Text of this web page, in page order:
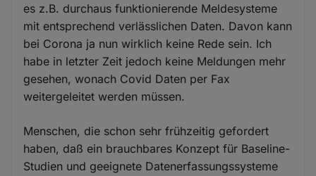
es z.B. durchaus funktionierende Meldesysteme
mit entsprechend verlässlichen Daten. Davon kann
bei Corona ja nun wirklich keine Rede sein. Ich
habe in letzter Zeit jedoch keine Meldungen mehr
gesehen, wonach Covid Daten per Fax
weitergeleitet werden müssen.
Menschen, die schon sehr frühzeitig gefordert
haben, daß ein brauchbares Konzept für Baseline-
Studien und geeignete Datenerfassungssysteme